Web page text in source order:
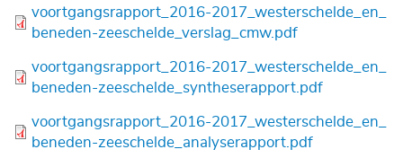
Bestand
voortgangsrapport_2016-2017_westerschelde_en_
beneden-zeeschelde_verslag_cmw.pdf
Bestand
voortgangsrapport_2016-2017_westerschelde_en_
beneden-zeeschelde_syntheserapport.pdf
Bestand
voortgangsrapport_2016-2017_westerschelde_en_
beneden-zeeschelde_analyserapport.pdf